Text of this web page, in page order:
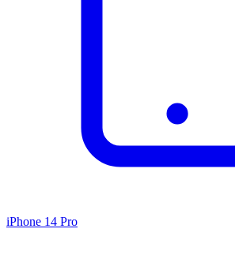
iPhone 14 Pro